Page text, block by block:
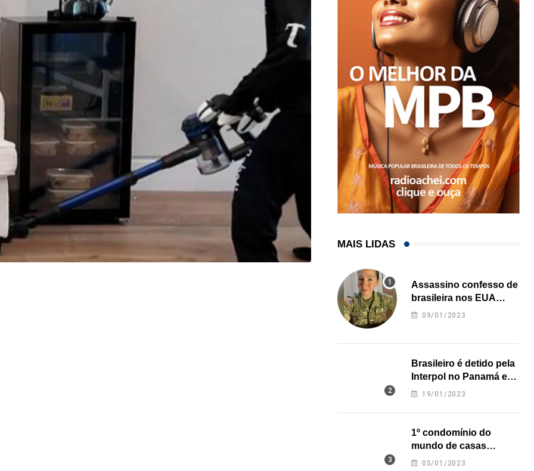
ESTADOS UNIDOS,IMIGRAÇÃO,
Criminosos usam falsas vagas de emprego para
06/08/2026
MAIS LIDAS
Assassino confesso de
brasileira nos EUA
revela onde deixou o
09/01/2023
Brasileiro é detido pela
Interpol no Panamá e
pode pegar prisão
19/01/2023
1º condomínio do
mundo de casas
impressas em 3D é
05/01/2023